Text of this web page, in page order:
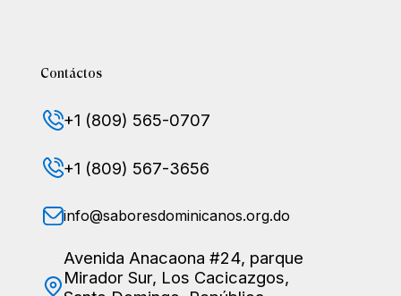
Contáctos
+1 (809) 565-0707
+1 (809) 567-3656
info@saboresdominicanos.org.do
Avenida Anacaona #24, parque
Mirador Sur, Los Cacicazgos,